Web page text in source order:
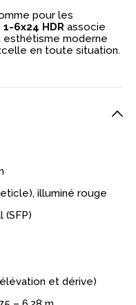
pour les
6x24 HDR associe
moderne
en toute situation.
illuminé rouge
(SFP)
et dérive)